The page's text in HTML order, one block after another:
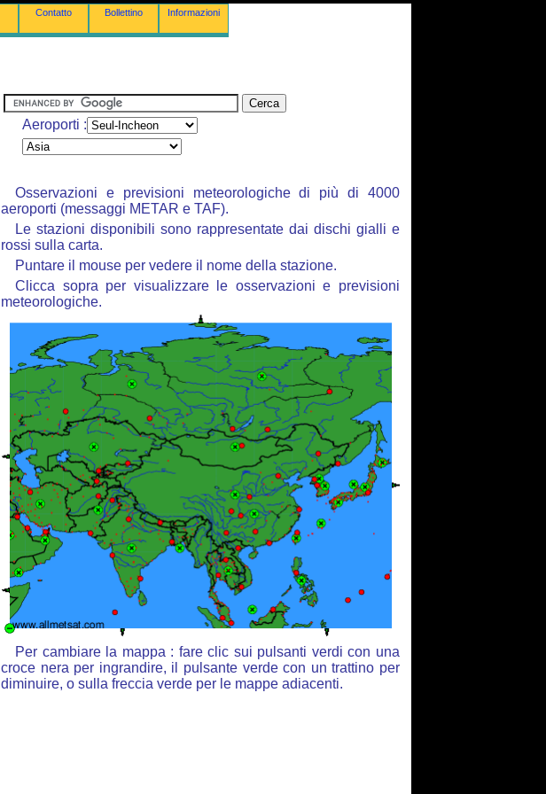
Contatto Bollettino Informazioni
Aeroporti :
Osservazioni e previsioni meteorologiche di più di 4000
aeroporti (messaggi METAR e TAF).
Le stazioni disponibili sono rappresentate dai dischi gialli e
rossi sulla carta.
Puntare il mouse per vedere il nome della stazione.
Clicca sopra per visualizzare le osservazioni e previsioni
meteorologiche.
Per cambiare la mappa : fare clic sui pulsanti verdi con una
croce nera per ingrandire, il pulsante verde con un trattino per
diminuire, o sulla freccia verde per le mappe adiacenti.